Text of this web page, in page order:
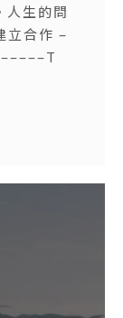
人生的問
立合作 –